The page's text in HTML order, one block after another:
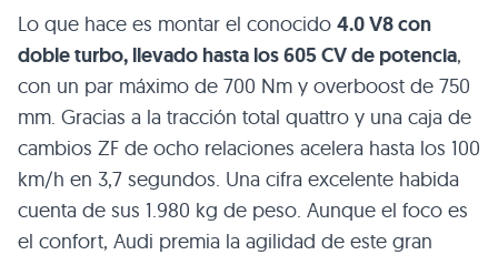
Lo que hace es montar el conocido 4.0 V8 con
doble turbo, llevado hasta los 605 CV de potencia,
con un par máximo de 700 Nm y overboost de 750
mm. Gracias a la tracción total quattro y una caja de
cambios ZF de ocho relaciones acelera hasta los 100
km/h en 3,7 segundos. Una cifra excelente habida
cuenta de sus 1.980 kg de peso. Aunque el foco es
el confort, Audi premia la agilidad de este gran